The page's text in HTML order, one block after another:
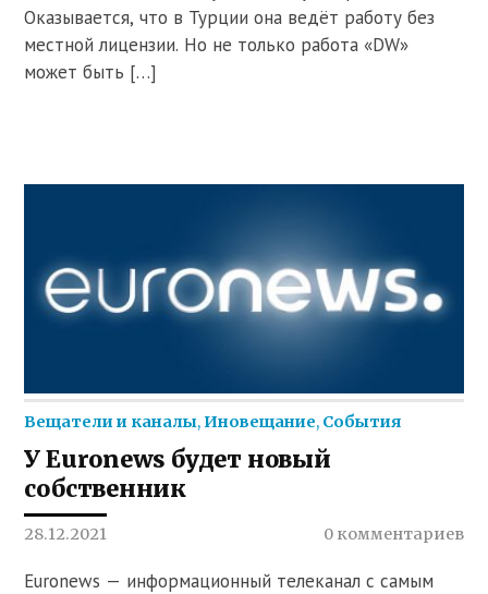
Оказывается, что в Турции она ведёт работу без
местной лицензии. Но не только работа «DW»
может быть […]
Вещатели и каналы, Иновещание, События
У Еuronews будет новый
собственник
28.12.2021 0 комментариев
Еuronews — информационный телеканал с самым